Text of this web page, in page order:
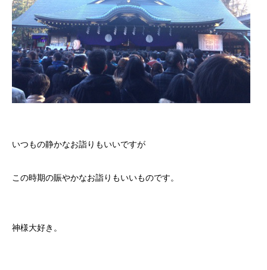
いつもの静かなお詣りもいいですが
この時期の賑やかなお詣りもいいものです。
神様大好き。